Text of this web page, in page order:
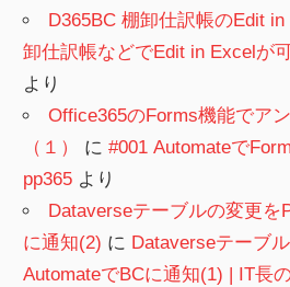
D365BC 棚卸仕訳帳のEdit in
卸仕訳帳などでEdit in Excelが
より
Office365のForms機能でア
（１）
に#001 Automateで
pp365 より
Dataverseテーブルの変更を
に通知(2) に Dataverseテーブ
AutomateでBCに通知(1) | IT長